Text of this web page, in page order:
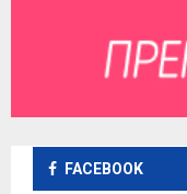
FACEBOOK